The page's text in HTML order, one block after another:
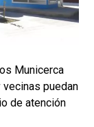
Municerca
puedan
de atención